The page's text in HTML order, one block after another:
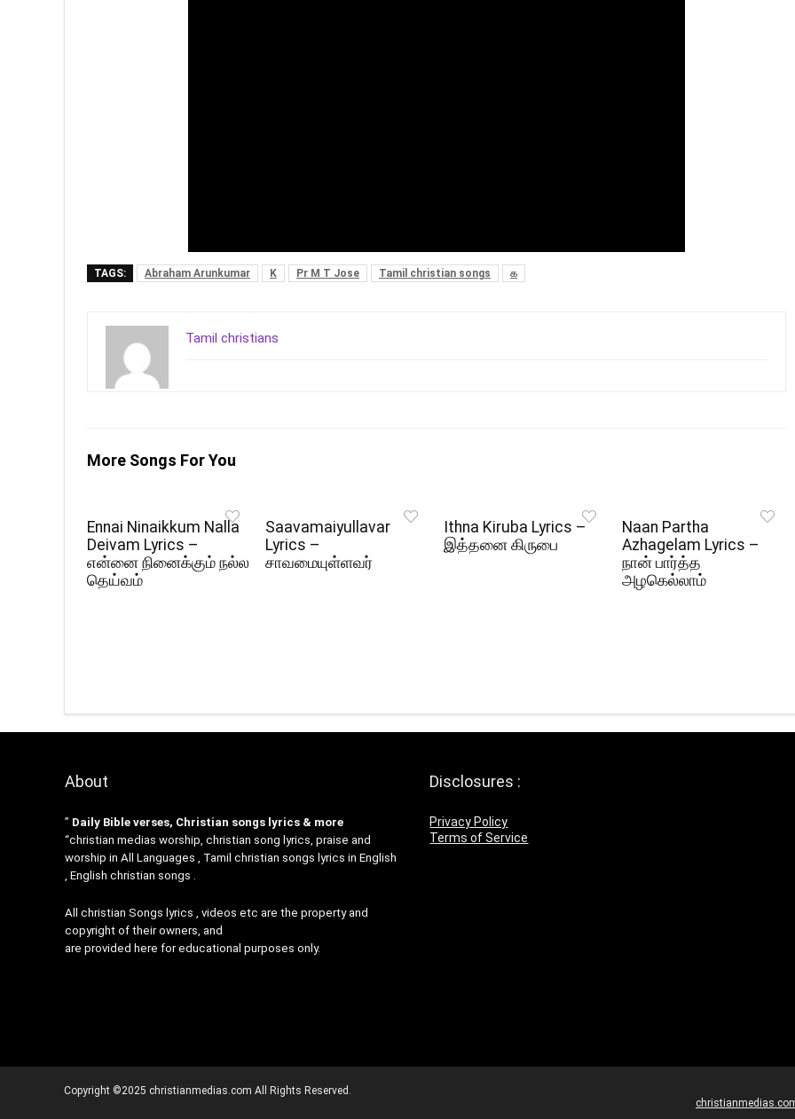
TAGS: Abraham Arunkumar K Pr M T Jose Tamil christian songs க
Tamil christians
More Songs For You
Ennai Ninaikkum Nalla
Deivam Lyrics –
என்னை நினைக்கும் நல்ல
தெய்வம்
Saavamaiyullavar
Lyrics –
சாவமையுள்ளவர்
Ithna Kiruba Lyrics –
இத்தனை கிருபை
Naan Partha
Azhagelam Lyrics –
நான் பார்த்த
அழகெல்லாம்
About
” Daily Bible verses, Christian songs lyrics & more
“christian medias worship, christian song lyrics, praise and
worship in All Languages , Tamil christian songs lyrics in English
, English christian songs .
All christian Songs lyrics , videos etc are the property and
copyright of their owners, and
are provided here for educational purposes only.
Disclosures :
Privacy Policy
Terms of Service
Copyright ©2025 christianmedias.com All Rights Reserved.